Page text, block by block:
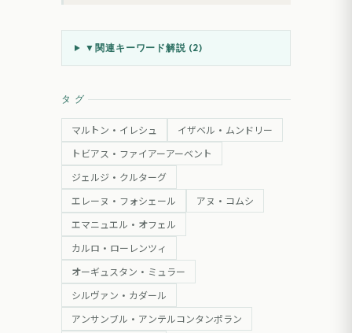
▼ 関連キーワード解説 (2)
タグ
マルトン・イレシュ イザベル・ムンドリー
トビアス・ファイアーアーベント
ジェルジ・クルターグ
エレーヌ・フォシェール アヌ・コムシ
エマニュエル・オフェル
カルロ・ローレンツィ
オーギュスタン・ミュラー
シルヴァン・カダール
アンサンブル・アンテルコンタンポラン